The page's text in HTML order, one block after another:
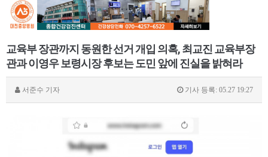
교육부 장관까지 동원한 선거 개입 의혹, 최교진 교육부장
관과 이영우 보령시장 후보는 도민 앞에 진실을 밝혀라
서준수 기자 기사 등록: 05.27 19:27